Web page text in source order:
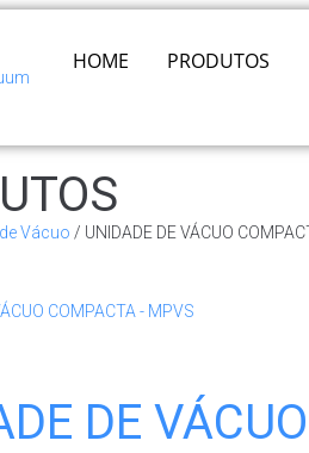
HOME PRODUTOS
Vácuo / UNIDADE DE VÁCUO
DE